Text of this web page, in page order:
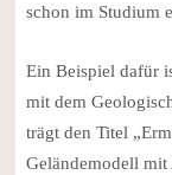
schon im Studium
Ein Beispiel dafür
mit dem
trägt den Titel
Geländemodell